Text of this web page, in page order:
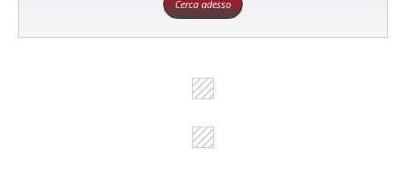
Cerca adesso